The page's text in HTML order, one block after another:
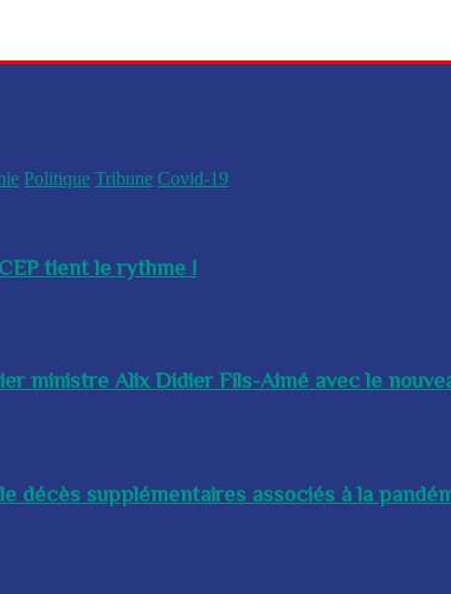
Politique Tribune Covid-19
tient le rythme !
ministre Alix Didier Fils-Aimé avec le
décès supplémentaires associés à la